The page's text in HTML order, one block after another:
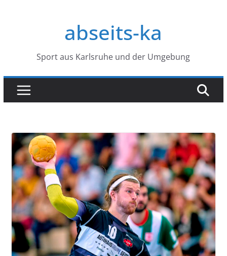
abseits-ka
Sport aus Karlsruhe und der Umgebung